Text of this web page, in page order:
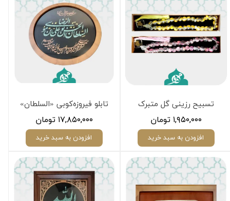
تسبیح رزینی گل متبرک
۱,۹۵۰,۰۰۰ تومان
افزودن به سبد خرید
‏تابلو فیروزه‌کوبی «السلطان»
۱۷,۸۵۰,۰۰۰ تومان
افزودن به سبد خرید